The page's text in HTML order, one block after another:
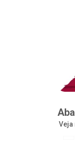
Veja